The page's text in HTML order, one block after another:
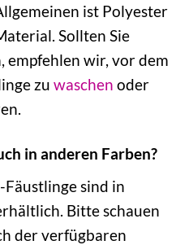
ist Polyester
Sollten Sie
empfehlen wir, vor dem
zu waschen oder
in anderen Farben?
Fäustlinge sind in
Bitte schauen
der verfügbaren